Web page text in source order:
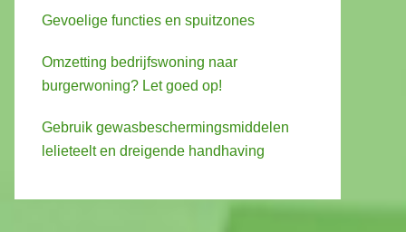
Gevoelige functies en spuitzones
Omzetting bedrijfswoning naar
burgerwoning? Let goed op!
Gebruik gewasbeschermingsmiddelen
lelieteelt en dreigende handhaving